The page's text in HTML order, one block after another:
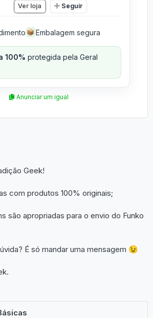
Ver loja Seguir
📦 Embalagem segura
100% protegida pela Geral
Anunciar um igual
Geek!
com produtos 100% originais;
são apropriadas para o envio do Funko
É só mandar uma mensagem 😉